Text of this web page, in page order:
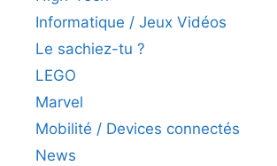
Informatique / Jeux Vidéos
Le sachiez-tu ?
LEGO
Marvel
Mobilité / Devices connectés
News